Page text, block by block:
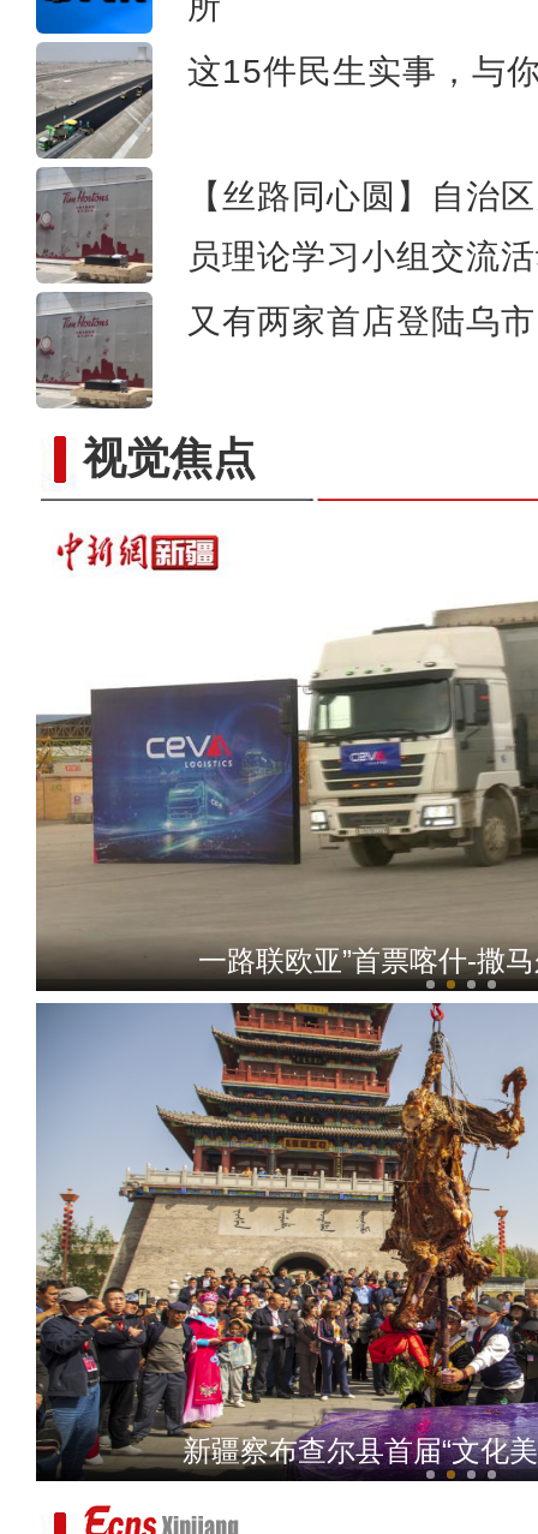
这15件民生实事，与
【丝路同心圆】自治
员理论学习小组交流
又有两家首店登陆乌
视觉焦点新疆乌鲁木齐：民众
一路联欧亚”首票喀什-撒
文旅促投资，秦
新疆察布查尔县首届“文化